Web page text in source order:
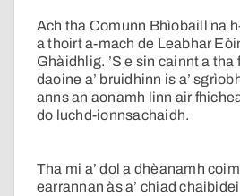
Ach tha Comunn Bhìobaill na
a thoirt a-mach de Leabhar
Ghàidhlig. ’S e sin cainnt a tha
daoine a’ bruidhinn is a’
anns an aonamh linn air
do luchd-ionnsachaidh.
Tha mi a’ dol a dhèanamh
earrannan às a’ chiad